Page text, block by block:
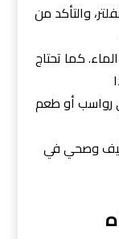
والتأكد من
كما تحتاج
رواسب أو طعم
وصحي في